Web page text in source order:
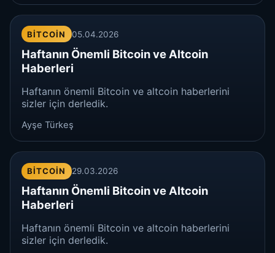
BITCOIN 05.04.2026
Haftanın Önemli Bitcoin ve Altcoin
Haberleri
Haftanın önemli Bitcoin ve altcoin haberlerini
sizler için derledik.
Ayşe Türkeş
BITCOIN 29.03.2026
Haftanın Önemli Bitcoin ve Altcoin
Haberleri
Haftanın önemli Bitcoin ve altcoin haberlerini
sizler için derledik.